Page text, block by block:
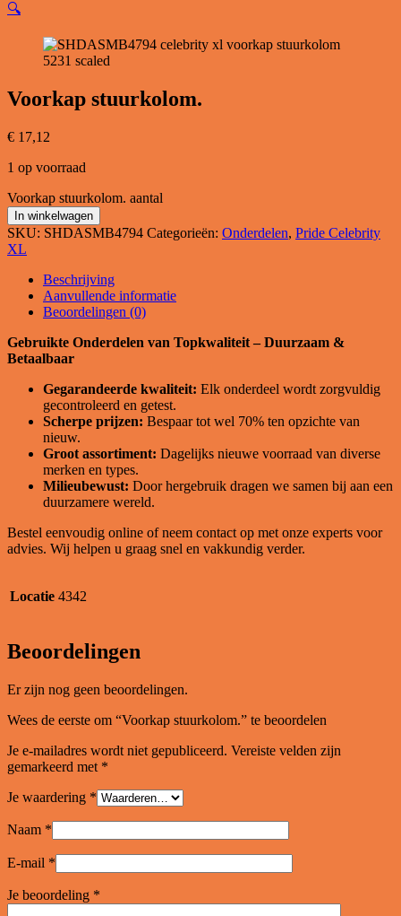
🔍
Voorkap stuurkolom.
€ 17,12
1 op voorraad
Voorkap stuurkolom. aantal
In winkelwagen
SKU: SHDASMB4794 Categorieën: Onderdelen, Pride Celebrity
XL
Beschrijving
Aanvullende informatie
Beoordelingen (0)
Gebruikte Onderdelen van Topkwaliteit – Duurzaam &
Betaalbaar
Gegarandeerde kwaliteit: Elk onderdeel wordt zorgvuldig
gecontroleerd en getest.
Scherpe prijzen: Bespaar tot wel 70% ten opzichte van
nieuw.
Groot assortiment: Dagelijks nieuwe voorraad van diverse
merken en types.
Milieubewust: Door hergebruik dragen we samen bij aan een
duurzamere wereld.
Bestel eenvoudig online of neem contact op met onze experts voor
advies. Wij helpen u graag snel en vakkundig verder.
Locatie 4342
Beoordelingen
Er zijn nog geen beoordelingen.
Wees de eerste om “Voorkap stuurkolom.” te beoordelen
Je e-mailadres wordt niet gepubliceerd. Vereiste velden zijn
gemarkeerd met *
Je waardering *
Naam *
E-mail *
Je beoordeling *